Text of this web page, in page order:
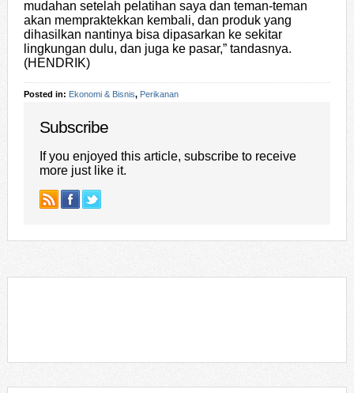
mudahan setelah pelatihan saya dan teman-teman
akan mempraktekkan kembali, dan produk yang
dihasilkan nantinya bisa dipasarkan ke sekitar
lingkungan dulu, dan juga ke pasar,” tandasnya.
(HENDRIK)
Posted in: Ekonomi & Bisnis, Perikanan
Subscribe
If you enjoyed this article, subscribe to receive
more just like it.